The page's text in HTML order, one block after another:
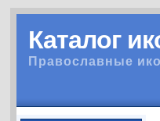
Каталог
Православные